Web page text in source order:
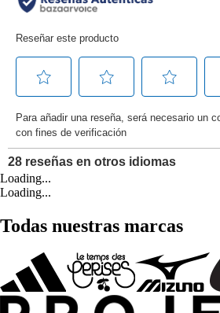
Loading...
Loading...
Todas nuestras marcas